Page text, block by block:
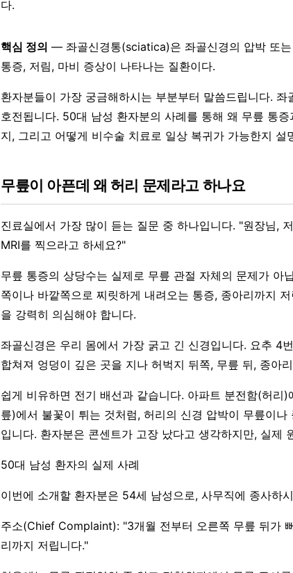
다.
핵심 정의 — 좌골신경통(sciatica)은 좌골신경의 압박 또
통증, 저림, 마비 증상이 나타나는 질환이다.
환자분들이 가장 궁금해하시는 부분부터 말씀드립니다.
호전됩니다. 50대 남성 환자분의 사례를 통해 왜 무릎 통
지, 그리고 어떻게 비수술 치료로 일상 복귀가 가능한지 설
무릎이 아픈데 왜 허리 문제라고 하나요
진료실에서 가장 많이 듣는 질문 중 하나입니다. "원장님,
MRI를 찍으라고 하세요?"
무릎 통증의 상당수는 실제로 무릎 관절 자체의 문제가 아
쪽이나 바깥쪽으로 찌릿하게 내려오는 통증, 종아리까지
을 강력히 의심해야 합니다.
좌골신경은 우리 몸에서 가장 굵고 긴 신경입니다. 요추 4
합쳐져 엉덩이 깊은 곳을 지나 허벅지 뒤쪽, 무릎 뒤, 종아
쉽게 비유하면 전기 배선과 같습니다. 아파트 분전함(허리
릎)에서 불꽃이 튀는 것처럼, 허리의 신경 압박이 무릎이
입니다. 환자분은 콘센트가 고장 났다고 생각하지만, 실제
50대 남성 환자의 실제 사례
이번에 소개할 환자분은 54세 남성으로, 사무직에 종사하
주소(Chief Complaint): "3개월 전부터 오른쪽 무릎 뒤가
리까지 저립니다."